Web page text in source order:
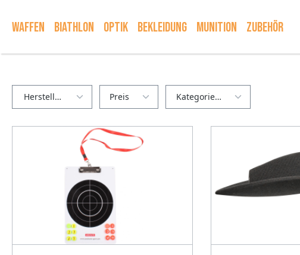
Waffen Biathlon Optik Bekleidung Munition Zubehör
Hersteller Preis Kategorien